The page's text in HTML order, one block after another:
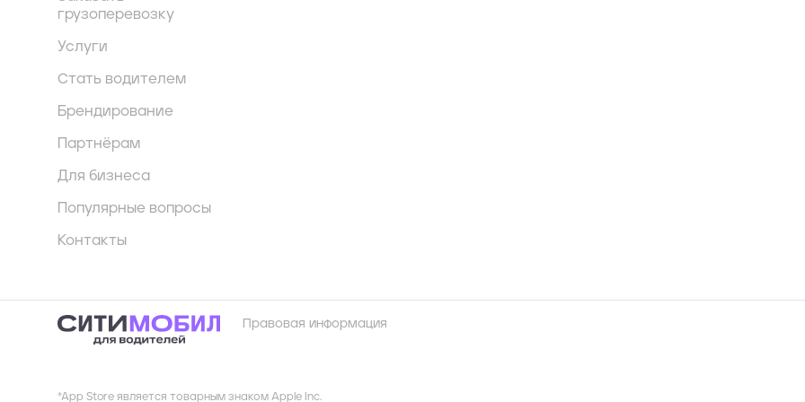
грузоперевозку
Услуги
Стать водителем
Брендирование
Партнёрам
Для бизнеса
Популярные вопросы
Контакты
Правовая информация
*App Store является товарным знаком Apple Inc.